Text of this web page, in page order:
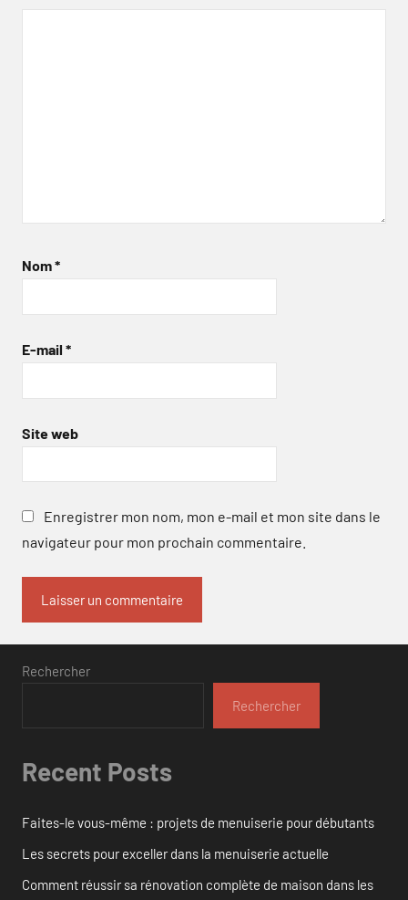
Nom*
E-mail *
Site web
Enregistrer mon nom, mon e-mail et mon site dans le
navigateur pour mon prochain commentaire.
Rechercher
Rechercher
Recent Posts
Faites-le vous-même : projets de menuiserie pour débutants
Les secrets pour exceller dans la menuiserie actuelle
Comment réussir sa rénovation complète de maison dans les